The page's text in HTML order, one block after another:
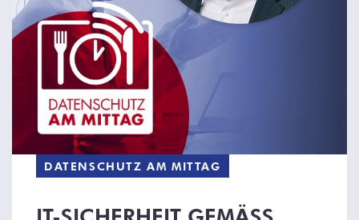
DATENSCHUTZ AM MITTAG